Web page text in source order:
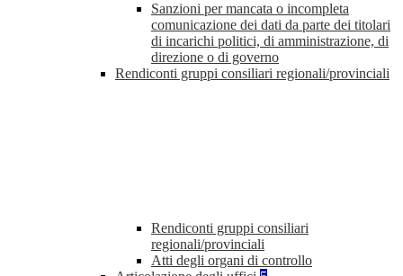
Sanzioni per mancata o incompleta
comunicazione dei dati da parte dei titolari
di incarichi politici, di amministrazione, di
direzione o di governo
Rendiconti gruppi consiliari regionali/provinciali
Rendiconti gruppi consiliari
regionali/provinciali
Atti degli organi di controllo